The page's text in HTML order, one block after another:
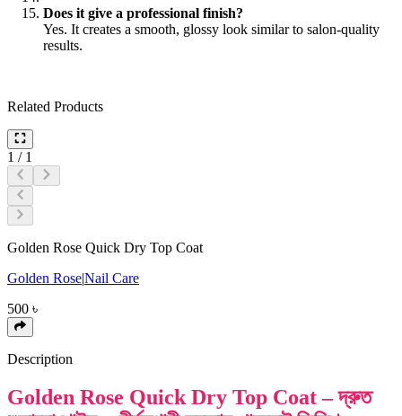
Does it give a professional finish?
Yes. It creates a smooth, glossy look similar to salon-quality
results.
Related Products
1 / 1
Golden Rose Quick Dry Top Coat
Golden Rose|Nail Care
500 ৳
Description
Golden Rose Quick Dry Top Coat – দ্রুত